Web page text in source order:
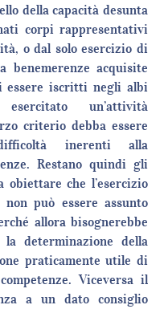
della capacità desunta
corpi rappresentativi
o dal solo esercizio di
acquisite
essere iscritti negli albi
un’attività
criterio debba essere
inerenti alla
Restano quindi gli
obiettare che l’esercizio
può essere assunto
allora bisognerebbe
determinazione della
praticamente utile di
Viceversa il
a un dato consiglio